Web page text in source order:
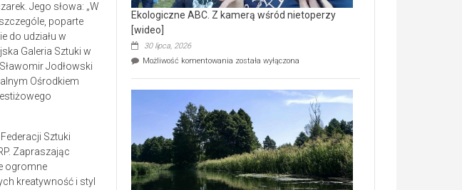
Jego słowa: „W
poparte
do udziału w
Galeria Sztuki w
Jodłowski
Ośrodkiem
Sztuki
Zapraszając
ogromne
kreatywność i styl
Ekologiczne ABC. Z kamerą wśród nietoperzy
[wideo]
30 lipca, 2026
Możliwość komentowania Ekologiczne
wśród
nietoperzy
[wideo]
została wyłączona